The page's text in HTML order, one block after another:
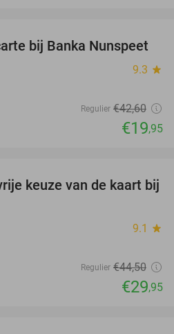
53%
bij Banka Nunspeet
9.3 star
Regulier €42,60
€19,95
33%
keuze van de kaart bij
9.1 star
Regulier €44,50
€29,95